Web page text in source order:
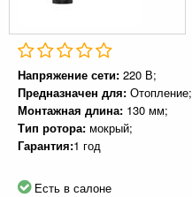
Напряжение сети: 220 В;
Предназначен для: Отопление;
Монтажная длина: 130 мм;
Тип ротора: мокрый;
Гарантия:1 год
Есть в салоне